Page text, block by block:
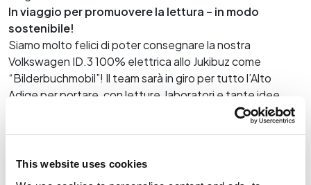
This website uses cookies
Usato selezionato
Audi Service
Škoda Service
Seat Service
KIA
Tutte le promozioni
Promozioni vendita
Promozioni Volkswagen
Promozioni Veicoli Commerciali
Promozioni service
Tutte le sedi
Auto Brenner Bolzano
Auto Brenner usato Bolzano
Auto Brenner usato & vendita Kia Bressanone
Su di noi
Privacy Policy
Volkswagen nuovo
In viaggio per promuovere la lettura – in modo
sostenibile!
Siamo molto felici di poter consegnare la nostra
Volkswagen ID.3 100% elettrica allo Jukibuz come
“Bilderbuchmobil”! Il team sarà in giro per tutto l’Alto
Adige per portare, con letture, laboratori e tante idee
colorate, la gioia della lettura – direttamente negli asili e
La consegna è avvenuta alla presenza della Signora